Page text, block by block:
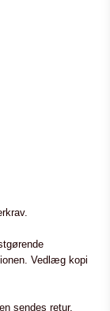
Vedlæg kopi
sendes retur,